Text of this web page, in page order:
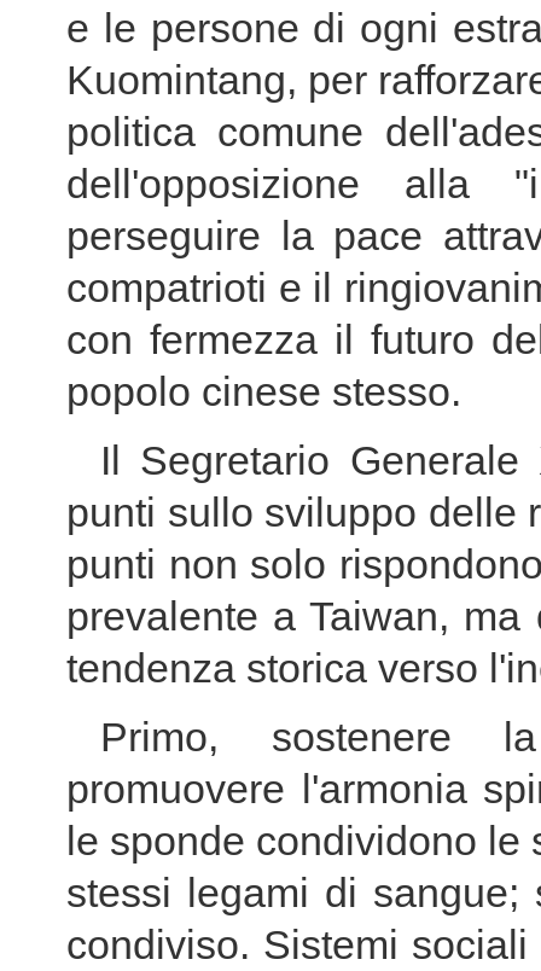
e le persone di ogni
Kuomintang, per
politica comune
dell'opposizione alla
perseguire la pace
compatrioti e il
con fermezza il futuro
popolo cinese stesso.
Il Segretario
punti sullo sviluppo delle
punti non solo
prevalente a Taiwan,
tendenza storica verso
Primo, sostenere
promuovere l'armonia
le sponde condividono le
stessi legami di
condiviso. Sistemi